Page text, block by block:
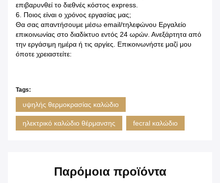
επιβαρυνθεί το διεθνές κόστος express.
6. Ποιος είναι ο χρόνος εργασίας μας;
Θα σας απαντήσουμε μέσω email/τηλεφώνου Εργαλείο
επικοινωνίας στο διαδίκτυο εντός 24 ωρών. Ανεξάρτητα από
την εργάσιμη ημέρα ή τις αργίες. Επικοινωνήστε μαζί μου
όποτε χρειαστείτε:
Tags:
υψηλής θερμοκρασίας καλώδιο
ηλεκτρικό καλώδιο θέρμανσης fecral καλώδιο
Παρόμοια προϊόντα